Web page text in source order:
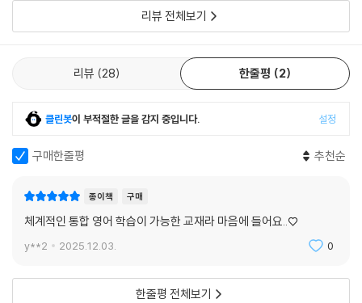
큐알코드가 있어서 큐알코드를 인식하면 이렇게 길
리뷰 전체보기
리뷰 28 한줄평 2
클린봇이 부적절한 글을 감지 중입니다. 설정
구매한줄평 추천순
종이책 구매
체계적인 통합 영어 학습이 가능한 교재라 마음에 들어요..♡
y**2 2025.12.03. 0
한줄평 전체보기